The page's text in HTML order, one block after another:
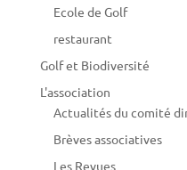
Ecole de Golf
restaurant
Golf et Biodiversité
L'association
Actualités du comité
Brèves associatives
Les Revues